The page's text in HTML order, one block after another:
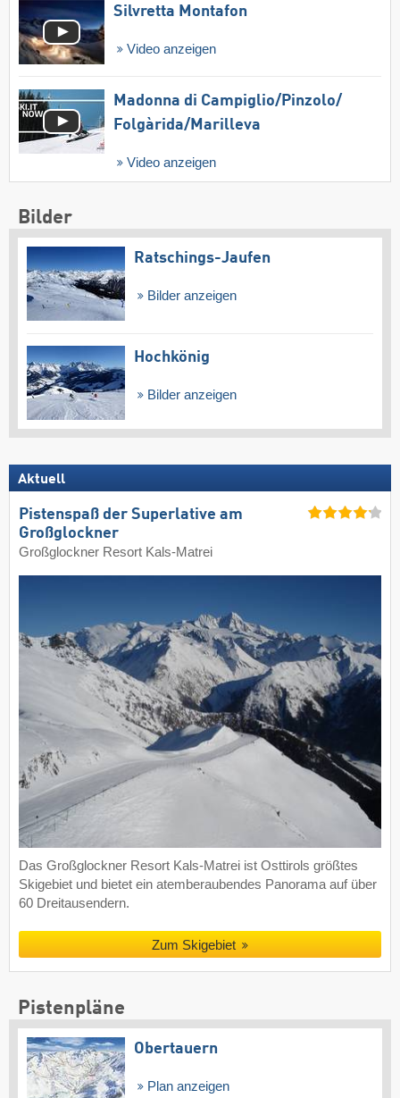
Silvretta Montafon
Video anzeigen
Madonna di Campiglio/​Pinzolo/​
Folgàrida/​Marilleva
Video anzeigen
Bilder
Ratschings-Jaufen
Bilder anzeigen
Hochkönig
Bilder anzeigen
Aktuell
Pistenspaß der Superlative am
Großglockner
Großglockner Resort Kals-Matrei
Das Großglockner Resort Kals-Matrei ist Osttirols größtes
Skigebiet und bietet ein atemberaubendes Panorama auf über
60 Dreitausendern.
Zum Skigebiet
Pistenpläne
Obertauern
Plan anzeigen